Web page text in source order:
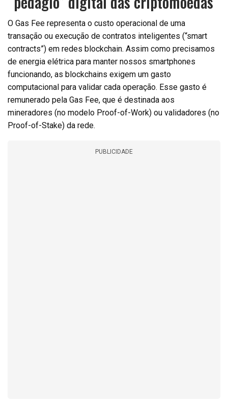
O Gas Fee representa o custo operacional de uma
transação ou execução de contratos inteligentes (“smart
contracts”) em redes blockchain. Assim como precisamos
de energia elétrica para manter nossos smartphones
funcionando, as blockchains exigem um gasto
computacional para validar cada operação. Esse gasto é
remunerado pela Gas Fee, que é destinada aos
mineradores (no modelo Proof-of-Work) ou validadores (no
Proof-of-Stake) da rede.
PUBLICIDADE